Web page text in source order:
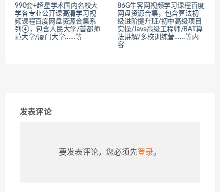
990套+超星学术国内名校大
学各专业公开课高清学习视
频课程百度网盘资源合集系
列④，包含人民大学/首都师
范大学/厦门大学……等
86G牛客网视频学习课程百度
网盘资源合集，包含算法初
级进阶提升班/初中高级项目
实操/Java高级工程师/BAT算
法讲解/多校训练营……等内
容
发表评论
要发表评论，您必须先登录。